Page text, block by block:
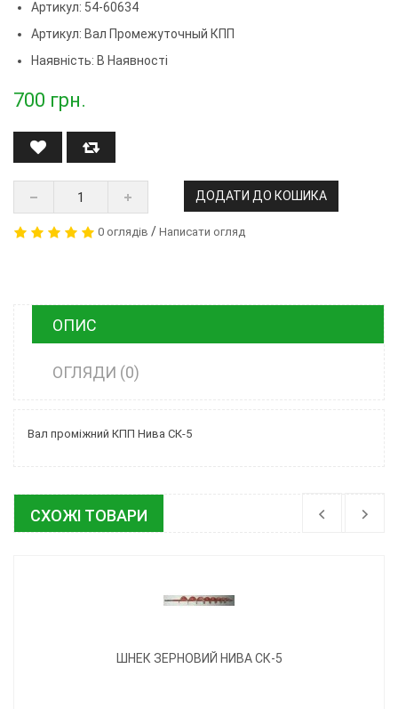
Артикул: 54-60634
Артикул: Вал Промежуточный КПП
Наявність: В Наявності
700 грн.
ДОДАТИ ДО КОШИКА
0 оглядів / Написати огляд
ОПИС
ОГЛЯДИ (0)
Вал проміжний КПП Нива СК-5
СХОЖІ ТОВАРИ
ШНЕК ЗЕРНОВИЙ НИВА СК-5